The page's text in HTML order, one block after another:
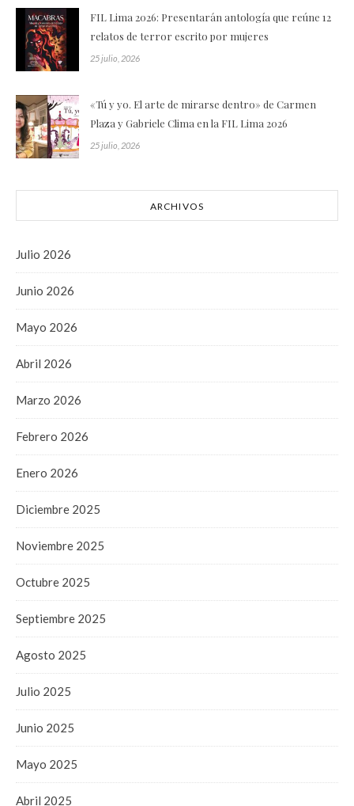
FIL Lima 2026: Presentarán antología que reúne 12
relatos de terror escrito por mujeres
25 julio, 2026
«Tú y yo. El arte de mirarse dentro» de Carmen
Plaza y Gabriele Clima en la FIL Lima 2026
25 julio, 2026
ARCHIVOS
Julio 2026
Junio 2026
Mayo 2026
Abril 2026
Marzo 2026
Febrero 2026
Enero 2026
Diciembre 2025
Noviembre 2025
Octubre 2025
Septiembre 2025
Agosto 2025
Julio 2025
Junio 2025
Mayo 2025
Abril 2025